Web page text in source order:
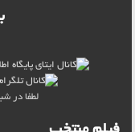
لطفا در